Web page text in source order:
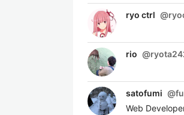
ryo ctrl @
rio @
satofumi @
Web